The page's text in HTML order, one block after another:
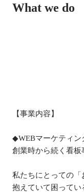
What we do
【事業内容】
◆WEBマーケティン
創業時から続く看板
私たちにとっての
抱えていて困ってい